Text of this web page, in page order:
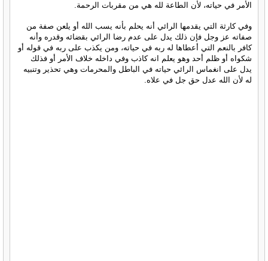
الأمر في حياته، لأن الطاعة لله هي من مقربات الرحمة.
وفي كارثة التي يقدمها الرائي أنه يحلم بأنه يسب الله أو يلعن صفة من
صفاته عز وجل فإن ذلك يدل على عدم رضا الرائي بقضائه وقدره وأنه
كافر بالنعم التي أعطاها له ربه في حياته، ومن يكذب على ربه في قوله أو
شكواه أو ظلم أحد وهو يعلم انه كاذب وفي داخله خلاف الأمر أو فذلك
يدل على انغماس الرائي حياته في الباطل والمحرمات وهي تحذير وتنبيه
له لأن الله عدل حق جل في علاه.